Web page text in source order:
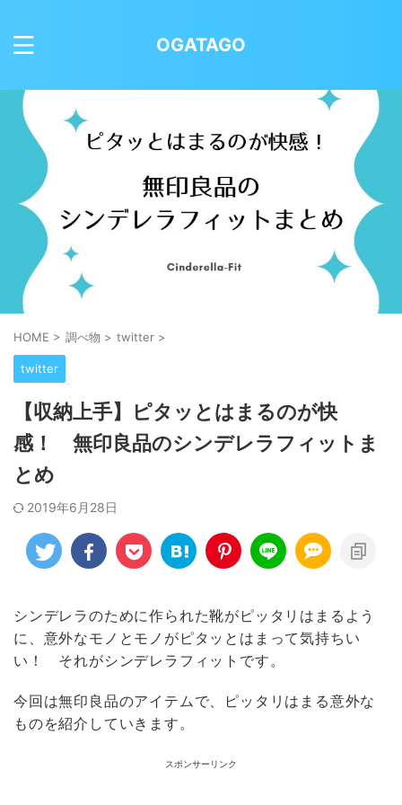
OGATAGO
HOME > 調べ物 > twitter >
twitter
【収納上手】ピタッとはまるのが快
感！ 無印良品のシンデレラフィットま
とめ
2019年6月28日
シンデレラのために作られた靴がピッタリはまるよう
に、意外なモノとモノがピタッとはまって気持ちい
い！ それがシンデレラフィットです。
今回は無印良品のアイテムで、ピッタリはまる意外な
ものを紹介していきます。
スポンサーリンク